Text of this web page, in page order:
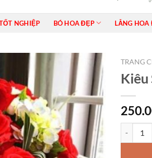
NGHIỆP BÓ HOA ĐẸP LẴNG HOA
TRANG
Kiêu